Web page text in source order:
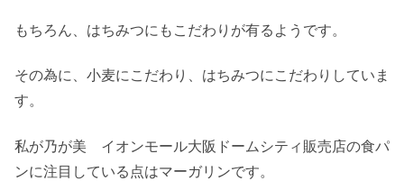
もちろん、はちみつにもこだわりが有るようです。
その為に、小麦にこだわり、はちみつにこだわりしていま
す。
私が乃が美 イオンモール大阪ドームシティ販売店の食パ
ンに注目している点はマーガリンです。